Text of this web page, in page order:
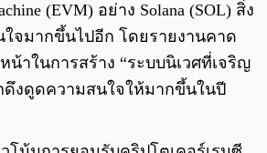
(EVM) อย่าง Solana (SOL) สิ่ง
จมากขึ้นไปอีก โดยรายงานคาด
าในการสร้าง “ระบบนิเวศที่เจริญ
ดึงดูดความสนใจให้มากขึ้นในปี